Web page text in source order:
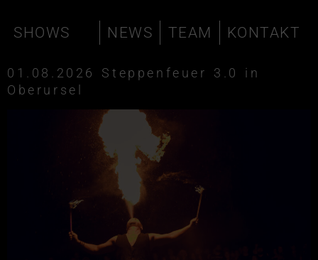
SHOWS NEWS TEAM KONTAKT
01.08.2026 Steppenfeuer 3.0 in
Oberursel